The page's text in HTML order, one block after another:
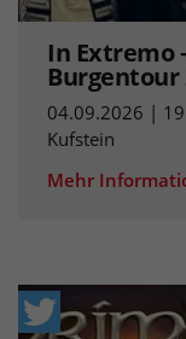
In Extremo
Burgentour
04.09.2026 |
Kufstein
Mehr